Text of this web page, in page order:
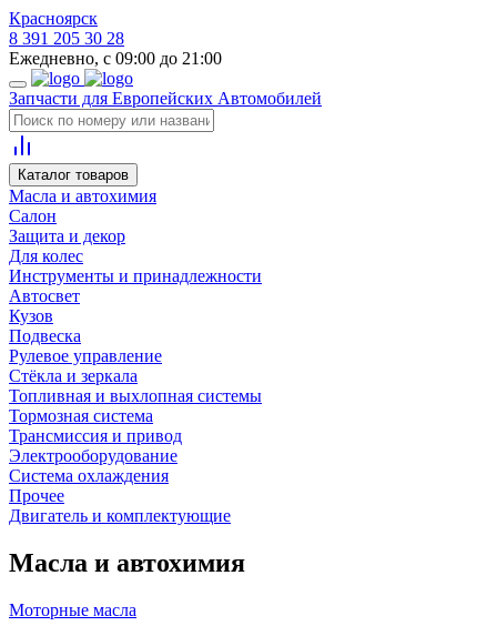
Красноярск
8 391 205 30 28
Ежедневно, с 09:00 до 21:00
Запчасти для Европейских Автомобилей
Каталог товаров
Масла и автохимия
Салон
Защита и декор
Для колес
Инструменты и принадлежности
Автосвет
Кузов
Подвеска
Рулевое управление
Стёкла и зеркала
Топливная и выхлопная системы
Тормозная система
Трансмиссия и привод
Электрооборудование
Система охлаждения
Прочее
Двигатель и комплектующие
Масла и автохимия
Моторные масла